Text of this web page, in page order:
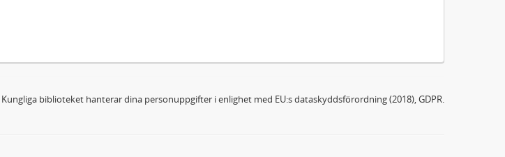
Kungliga biblioteket hanterar dina personuppgifter i enlighet med EU:s dataskyddsförordning (2018), GDPR.